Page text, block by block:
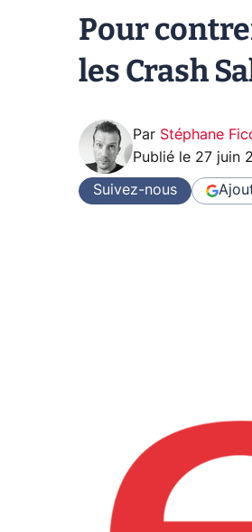
Pour
les Crash
Par Stéphane
Publié le 27 juin
Suivez-nous